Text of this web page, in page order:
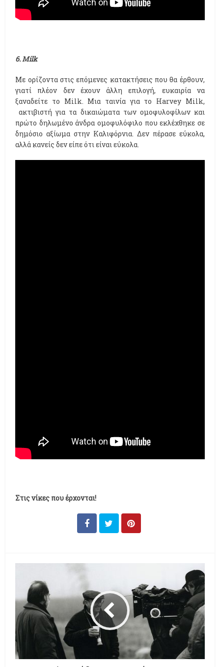
6. Milk
Με ορίζοντα στις επόμενες κατακτήσεις που θα έρθουν,
γιατί πλέον δεν έχουν άλλη επιλογή, ευκαιρία να
ξαναδείτε το Milk. Μια ταινία για το Harvey Milk,
ακτιβιστή για τα δικαιώματα των ομοφυλοφίλων και
πρώτο δηλωμένο άνδρα ομοφυλόφιλο που εκλέχθηκε σε
δημόσιο αξίωμα στην Καλιφόρνια. Δεν πέρασε εύκολα,
αλλά κανείς δεν είπε ότι είναι εύκολα.
Στις νίκες που έρχονται!